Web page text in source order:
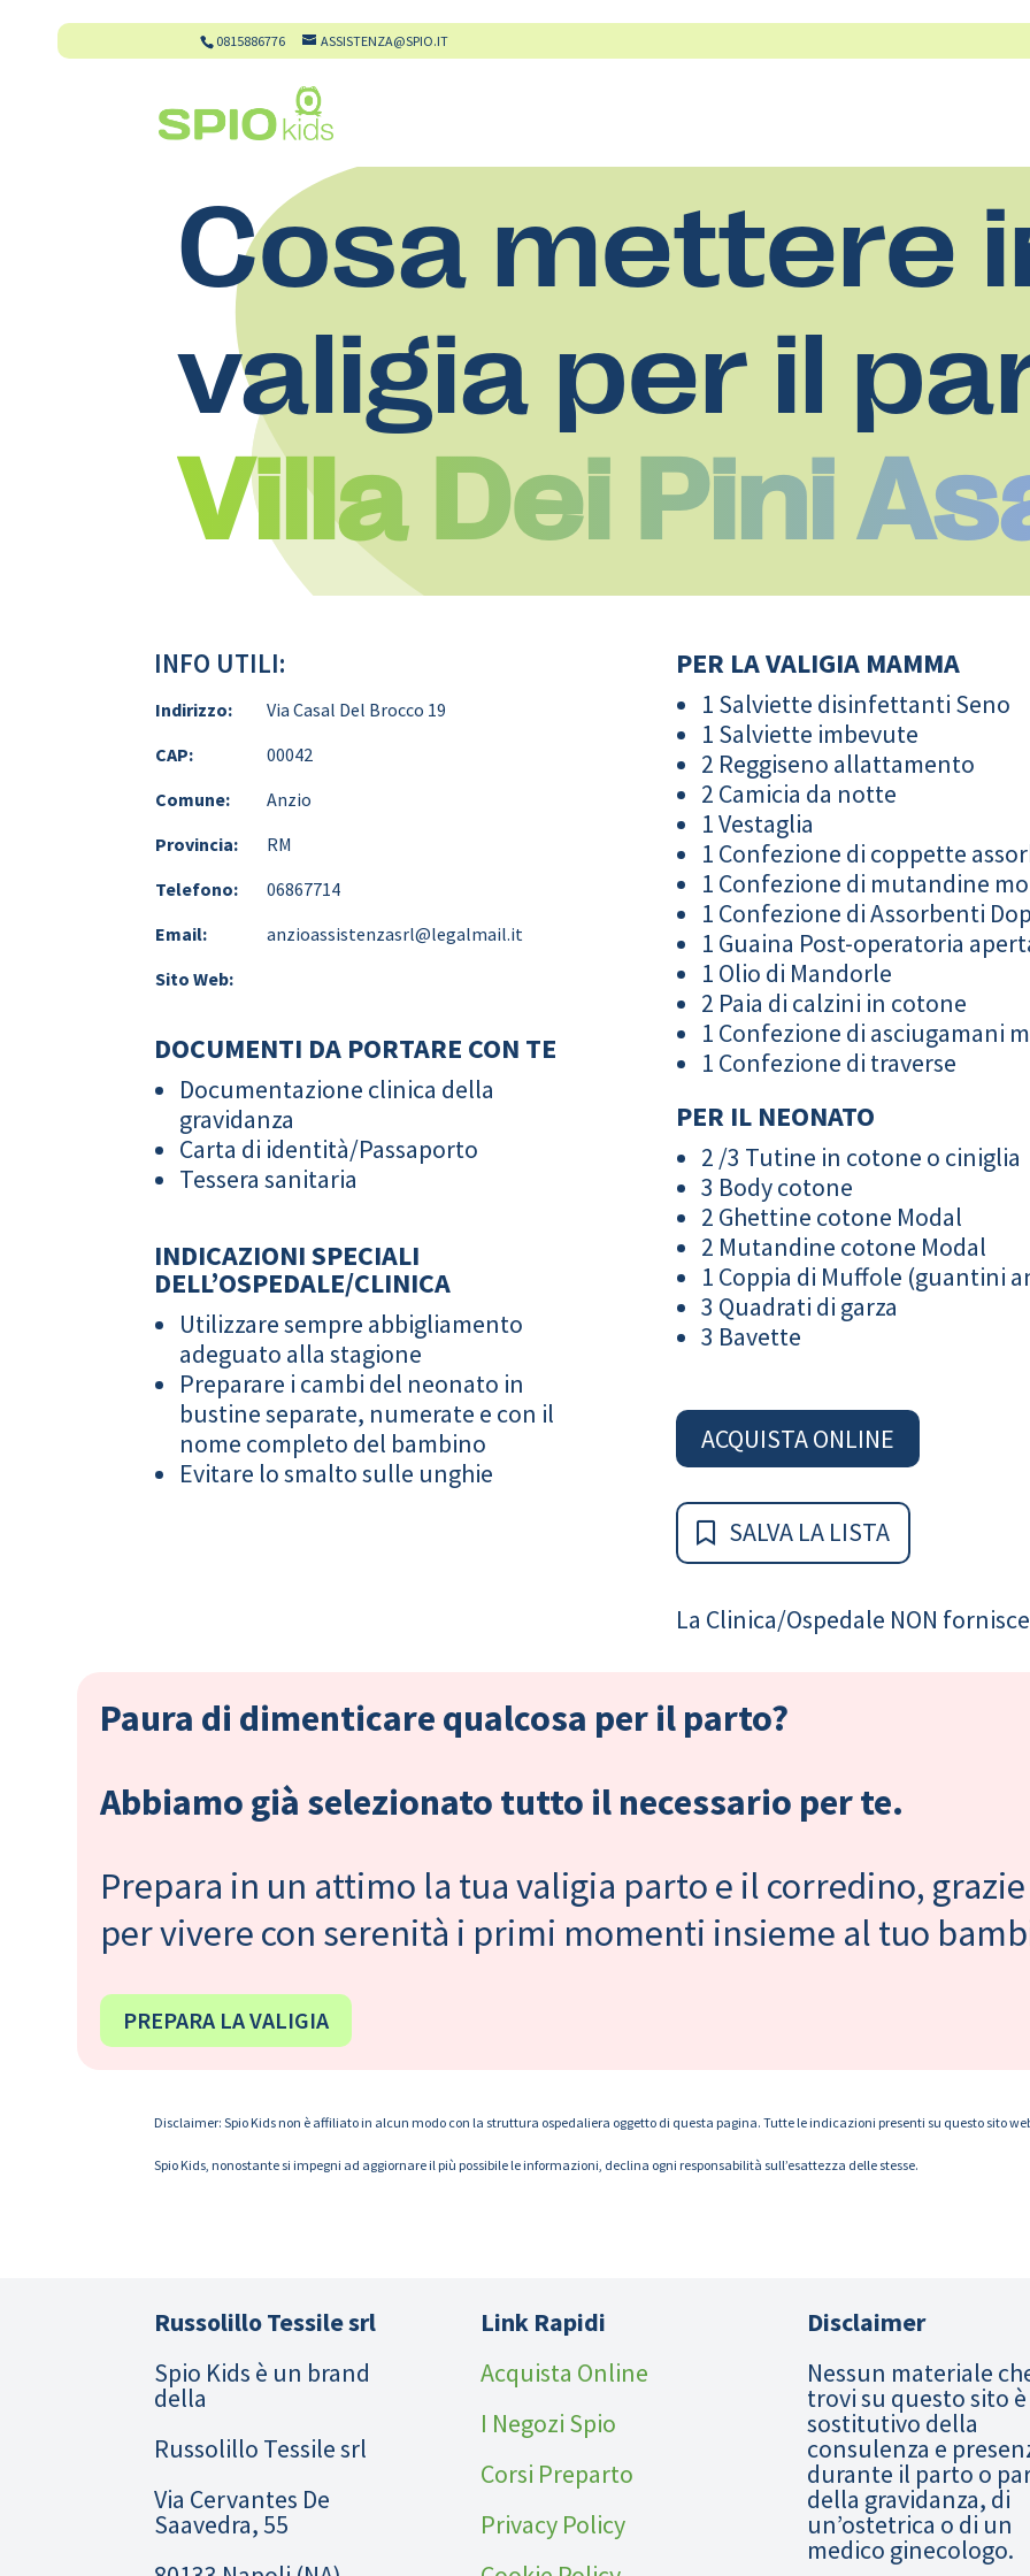
0815886776 ASSISTENZA@SPIO.IT
Cosa mettere
valigia per il
Villa Dei Pini
INFO UTILI:
Indirizzo:
Via Casal Del Brocco 19
CAP:
00042
Comune:
Anzio
Provincia:
RM
Telefono:
06867714
Email:
anzioassistenzasrl@legalmail.it
Sito Web:
DOCUMENTI DA PORTARE CON TE
Documentazione clinica della
gravidanza
Carta di identità/Passaporto
Tessera sanitaria
INDICAZIONI SPECIALI
DELL’OSPEDALE/CLINICA
Utilizzare sempre abbigliamento
adeguato alla stagione
Preparare i cambi del neonato in
bustine separate, numerate e con il
nome completo del bambino
Evitare lo smalto sulle unghie
PER LA VALIGIA MAMMA
1 Salviette disinfettanti Seno
1 Salviette imbevute
2 Reggiseno allattamento
2 Camicia da notte
1 Vestaglia
1 Confezione di coppette
1 Confezione di mutandine
1 Confezione di Assorbenti
1 Guaina Post-operatoria
1 Olio di Mandorle
2 Paia di calzini in cotone
1 Confezione di asciugamani
1 Confezione di traverse
PER IL NEONATO
2 /3 Tutine in cotone o ciniglia
3 Body cotone
2 Ghettine cotone Modal
2 Mutandine cotone Modal
1 Coppia di Muffole (guantini
3 Quadrati di garza
3 Bavette
ACQUISTA ONLINE
SALVA LA LISTA
La Clinica/Ospedale NON
Paura di dimenticare qualcosa per il parto?
Abbiamo già selezionato tutto il necessario per te.
Prepara in un attimo la tua valigia parto e il corredino,
per vivere con serenità i primi momenti insieme al tuo
PREPARA LA VALIGIA
Disclaimer: Spio Kids non è affiliato in alcun modo con la struttura ospedaliera oggetto di questa pagina. Tutte le indicazioni presenti su questo sito
Spio Kids, nonostante si impegni ad aggiornare il più possibile le informazioni, declina ogni responsabilità sull’esattezza delle stesse.
Russolillo Tessile srl
Spio Kids è un brand
della
Russolillo Tessile srl
Via Cervantes De
Saavedra, 55
Link Rapidi
Acquista Online
I Negozi Spio
Corsi Preparto
Privacy Policy
Disclaimer
Nessun materiale
trovi su questo sito è
sostitutivo della
consulenza e
durante il parto o
della gravidanza, di
un’ostetrica o di un
medico ginecologo.